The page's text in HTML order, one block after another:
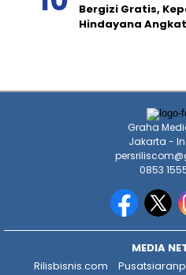
Bergizi Gratis,
Hindayana
Graha
Jakarta -
0853
MEDIA
Rilisbisnis.com